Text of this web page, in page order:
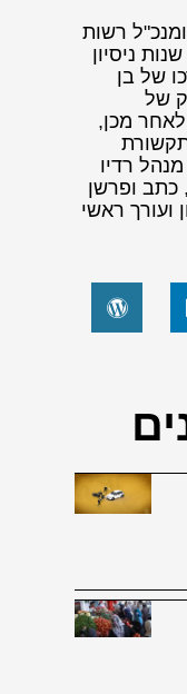
ומנכ"ל רשות
ניסיון
של בן
של
לאחר מכן,
רדיו
כתב ופרשן
ועורך ראשי